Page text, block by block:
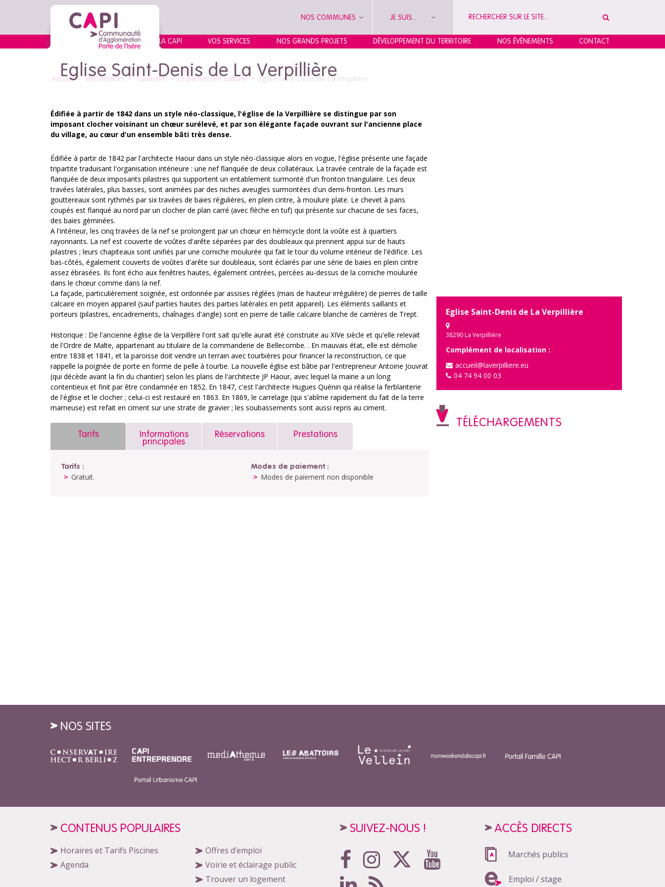
NOS COMMUNES JE SUIS...
LA CAPI VOS SERVICES NOS GRANDS PROJETS DÉVELOPPEMENT DU TERRITOIRE NOS ÉVÉNEMENTS CONTACT
Accueil> Vos services> Tourisme >Le patrimoine culturel> Eglise Saint-Denis de La Verpillière
Eglise Saint-Denis de La Verpillière
Édifiée à partir de 1842 dans un style néo-classique, l'église de la Verpillière se distingue par son
imposant clocher voisinant un chœur surélevé, et par son élégante façade ouvrant sur l'ancienne place
du village, au cœur d'un ensemble bâti très dense.
Édifiée à partir de 1842 par l'architecte Haour dans un style néo-classique alors en vogue, l'église présente une façade
tripartite traduisant l'organisation intérieure : une nef flanquée de deux collatéraux. La travée centrale de la façade est
flanquée de deux imposants pilastres qui supportent un entablement surmonté d'un fronton triangulaire. Les deux
travées latérales, plus basses, sont animées par des niches aveugles surmontées d'un demi-fronton. Les murs
gouttereaux sont rythmés par six travées de baies régulières, en plein cintre, à moulure plate. Le chevet à pans
coupés est flanqué au nord par un clocher de plan carré (avec flèche en tuf) qui présente sur chacune de ses faces,
des baies géminées.
A l'intérieur, les cinq travées de la nef se prolongent par un chœur en hémicycle dont la voûte est à quartiers
rayonnants. La nef est couverte de voûtes d'arête séparées par des doubleaux qui prennent appui sur de hauts
pilastres ; leurs chapiteaux sont unifiés par une corniche moulurée qui fait le tour du volume intérieur de l'édifice. Les
bas-côtés, également couverts de voûtes d'arête sur doubleaux, sont éclairés par une série de baies en plein cintre
assez ébrasées. Ils font écho aux fenêtres hautes, également cintrées, percées au-dessus de la corniche moulurée
dans le chœur comme dans la nef.
La façade, particulièrement soignée, est ordonnée par assises réglées (mais de hauteur irrégulière) de pierres de taille
calcaire en moyen appareil (sauf parties hautes des parties latérales en petit appareil). Les éléments saillants et
porteurs (pilastres, encadrements, chaînages d'angle) sont en pierre de taille calcaire blanche de carrières de Trept.
Historique : De l'ancienne église de la Verpillère l'ont sait qu'elle aurait été construite au XIVe siècle et qu'elle relevait
de l'Ordre de Malte, appartenant au titulaire de la commanderie de Bellecombe. . En mauvais état, elle est démolie
entre 1838 et 1841, et la paroisse doit vendre un terrain avec tourbières pour financer la reconstruction, ce que
rappelle la poignée de porte en forme de pelle à tourbe. La nouvelle église est bâtie par l'entrepreneur Antoine Jouvrat
(qui décède avant la fin du chantier) selon les plans de l'architecte JP Haour, avec lequel la mairie a un long
contentieux et finit par être condamnée en 1852. En 1847, c'est l'architecte Hugues Quénin qui réalise la ferblanterie
de l'église et le clocher ; celui-ci est restauré en 1863. En 1869, le carrelage (qui s'abîme rapidement du fait de la terre
marneuse) est refait en ciment sur une strate de gravier ; les soubassements sont aussi repris au ciment.
Tarifs
Tarifs :
Gratuit.
Modes de paiement :
Modes de paiement non disponible
Informations
principales
Réservations Prestations
Eglise Saint-Denis de La Verpillière
38290 La Verpillière
Complément de localisation :
accueil@laverpilliere.eu
04 74 94 00 03
TÉLÉCHARGEMENTS
NOS SITES
CONTENUS POPULAIRES
Horaires et Tarifs Piscines
Agenda
Offres d’emploi
Voirie et éclairage public
Trouver un logement
SUIVEZ-NOUS ! ACCÈS DIRECTS
Marchés publics
Emploi / stage